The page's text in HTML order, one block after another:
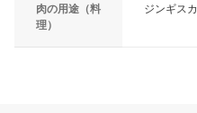
肉の用途（料
理）
ジンギス